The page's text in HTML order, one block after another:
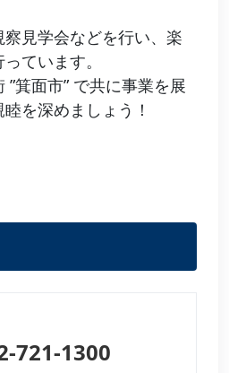
見学会などを行い、楽
ています。
箕面市” で共に事業を展
を深めましょう！
721-1300